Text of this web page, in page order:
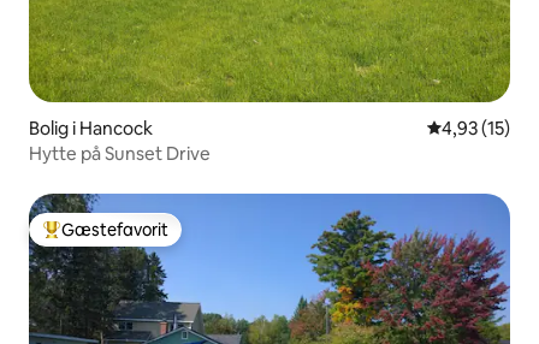
Bolig i Hancock 4,93 ud af 5
4,93 (15)
Hytte på Sunset Drive
Bedste gæstefavorit
Gæstefavorit